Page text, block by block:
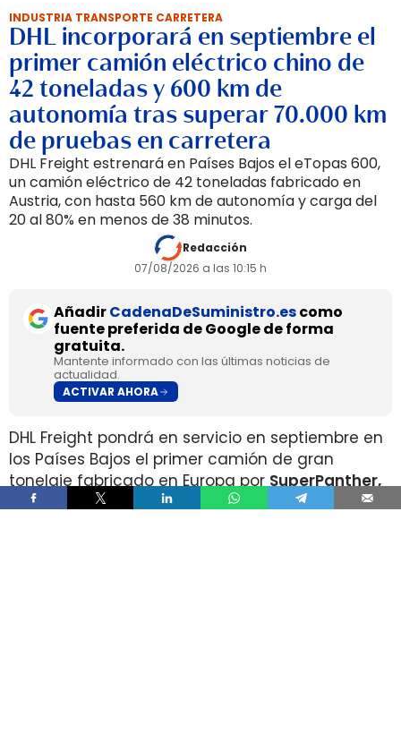
INDUSTRIA TRANSPORTE CARRETERA
DHL incorporará en septiembre el
primer camión eléctrico chino de
42 toneladas y 600 km de
autonomía tras superar 70.000 km
de pruebas en carretera
DHL Freight estrenará en Países Bajos el eTopas 600,
un camión eléctrico de 42 toneladas fabricado en
Austria, con hasta 560 km de autonomía y carga del
20 al 80% en menos de 38 minutos.
Redacción
07/08/2026 a las 10:15 h
AñadirCadenaDeSuministro.escomo
fuente preferida de Google de forma
gratuita.
Mantente informado con las últimas noticias de
actualidad.
ACTIVAR AHORA
DHL Freight pondrá en servicio en septiembre en
los Países Bajos el primer camión de gran
tonelaje fabricado en Europa porSuperPanther,
después de trasladar la unidad desde Austria